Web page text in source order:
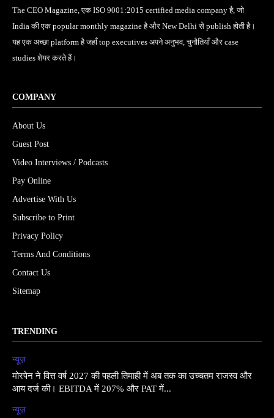
The CEO Magazine, एक ISO 9001:2015 certified media company है, जो
India की एक popular monthly magazine है और New Delhi से publish होती है।
यह एक अच्छा platform है जहाँ top executives अपने अनुभव, चुनौतियाँ और case
studies शेयर करते हैं।
COMPANY
About Us
Guest Post
Video Interviews / Podcasts
Pay Online
Advertise With Us
Subscribe to Print
Privacy Policy
Terms And Conditions
Contact Us
Sitemap
TRENDING
न्यूज़
मोरपेन ने वित्त वर्ष 2027 की पहली तिमाही में अब तक का उच्चतम राजस्व और
आय दर्ज की। EBITDA में 207% और PAT में...
न्यूज़